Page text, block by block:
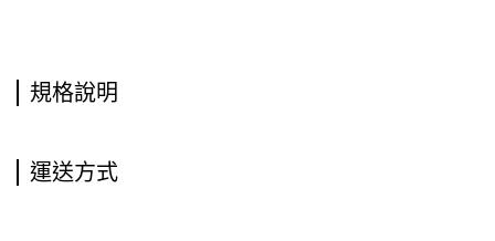
規格說明
運送方式